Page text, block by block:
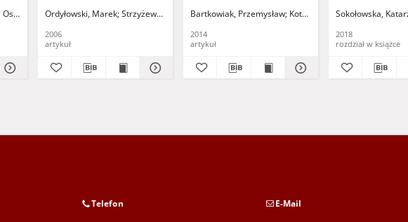
Osękowski, Czesław (1952- ) - red.
Ordyłowski, Marek Strzyżewski, Wojciech (1960- ) - red.
2006
artykuł
osadzie wiejskiej Czerwieńsk
w latach 1949-1956 =
Glorification of the Union of
light of activity and state of
the library stock of the
Bartkowiak, Przemysław Koteluk, Daniel Wawryk,
2014
artykuł
"Protectors" vs.
values in "1974
Contest" held by
Sokołowska,
2018
rozdział w książce
Telefon E-Mail